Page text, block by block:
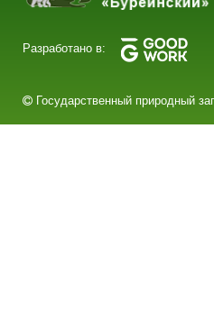
Разработано в:
Государственный природный